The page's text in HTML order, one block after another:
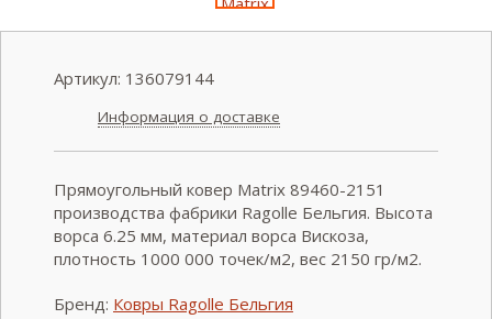
Артикул: 136079144
Информация о доставке
Прямоугольный ковер Matrix 89460-2151
производства фабрики Ragolle Бельгия. Высота
ворса 6.25 мм, материал ворса Вискоза,
плотность 1000 000 точек/м2, вес 2150 гр/м2.
Бренд: Ковры Ragolle Бельгия